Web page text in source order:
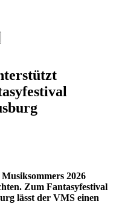
2026
Zum Fantasyfestival
lässt der VMS einen